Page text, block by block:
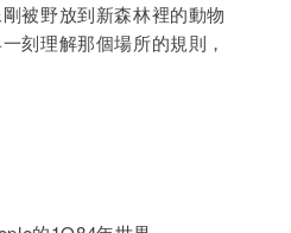
被野放到新森林裡的動物
刻理解那個場所的規則，